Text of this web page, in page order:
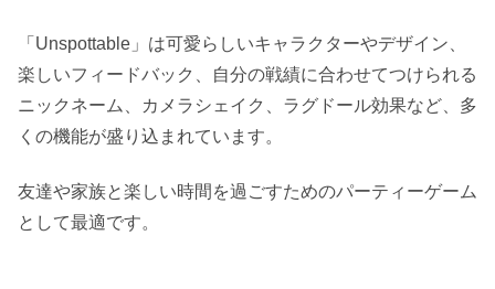
「Unspottable」は可愛らしいキャラクターやデザイン、
楽しいフィードバック、自分の戦績に合わせてつけられる
ニックネーム、カメラシェイク、ラグドール効果など、多
くの機能が盛り込まれています。
友達や家族と楽しい時間を過ごすためのパーティーゲーム
として最適です。